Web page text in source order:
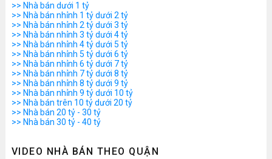
>> Nhà bán dưới 1 tỷ
>> Nhà bán nhỉnh 1 tỷ dưới 2 tỷ
>> Nhà bán nhỉnh 2 tỷ dưới 3 tỷ
>> Nhà bán nhỉnh 3 tỷ dưới 4 tỷ
>> Nhà bán nhỉnh 4 tỷ dưới 5 tỷ
>> Nhà bán nhỉnh 5 tỷ dưới 6 tỷ
>> Nhà bán nhỉnh 6 tỷ dưới 7 tỷ
>> Nhà bán nhỉnh 7 tỷ dưới 8 tỷ
>> Nhà bán nhỉnh 8 tỷ dưới 9 tỷ
>> Nhà bán nhỉnh 9 tỷ dưới 10 tỷ
>> Nhà bán trên 10 tỷ dưới 20 tỷ
>> Nhà bán 20 tỷ - 30 tỷ
>> Nhà bán 30 tỷ - 40 tỷ
VIDEO NHÀ BÁN THEO QUẬN